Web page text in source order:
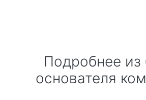
Подробнее из блога
основателя